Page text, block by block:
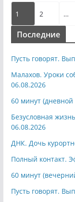
записей
1 2 …
Последние
Пусть говорят.
Малахов. Уроки
06.08.2026
60 минут
Безусловная
06.08.2026
ДНК. Дочь
Полный контакт.
60 минут
Пусть говорят.